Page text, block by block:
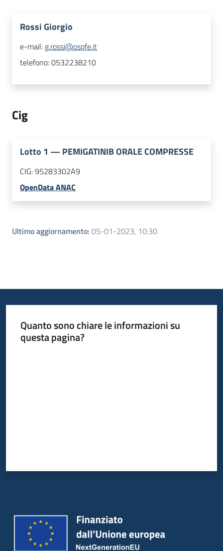
Rossi Giorgio
e-mail: g.rossi@ospfe.it
telefono:0532238210
Cig
Lotto 1 — PEMIGATINIB ORALE COMPRESSE
CIG:95283302A9
OpenData ANAC
Ultimo aggiornamento: 05-01-2023, 10:30
Quanto sono chiare le informazioni su
questa pagina?